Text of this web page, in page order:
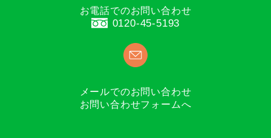
お電話でのお問い合わせ
0120-45-5193
メールでのお問い合わせ
お問い合わせフォームへ